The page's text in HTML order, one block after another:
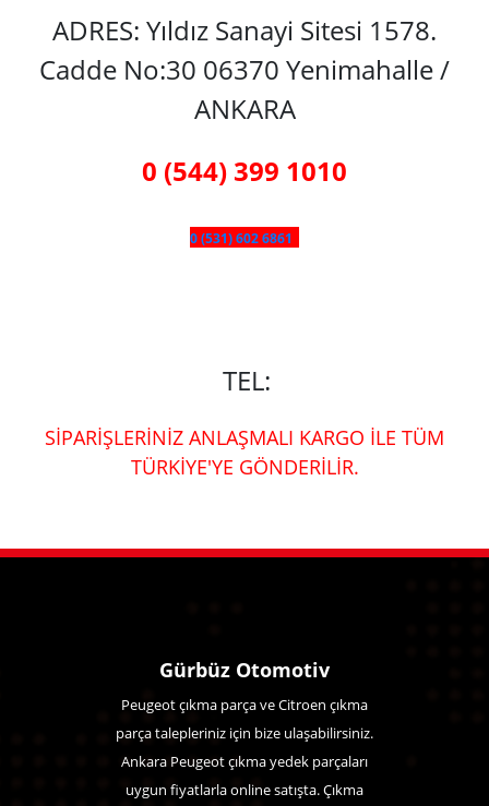
ADRES: Yıldız Sanayi Sitesi 1578.
Cadde No:30 06370 Yenimahalle /
ANKARA
0 (544) 399 1010
0 (531) 602 6861
TEL:
SİPARİŞLERİNİZ ANLAŞMALI KARGO İLE TÜM
TÜRKİYE'YE GÖNDERİLİR.
Gürbüz Otomotiv
Peugeot çıkma parça ve Citroen çıkma
parça talepleriniz için bize ulaşabilirsiniz.
Ankara Peugeot çıkma yedek parçaları
uygun fiyatlarla online satışta. Çıkma